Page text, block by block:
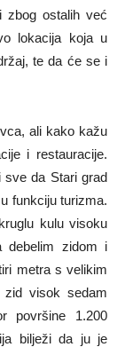
zbog ostalih već
lokacija koja u
te da će se i
ali kako kažu
i restauracije.
sve da Stari grad
funkciju turizma.
kulu visoku
debelim zidom i
metra s velikim
visok sedam
površine 1.200
bilježi da ju je